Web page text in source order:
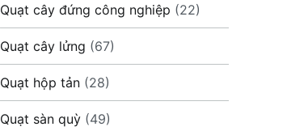
Quạt cây đứng công nghiệp (22)
Quạt cây lửng (67)
Quạt hộp tản (28)
Quạt sàn quỳ (49)